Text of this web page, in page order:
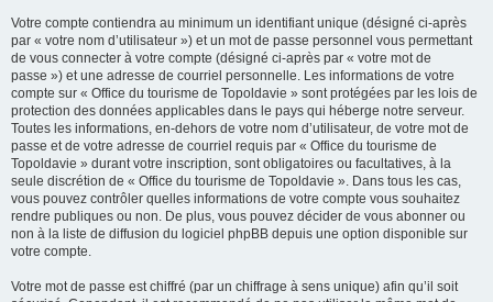
Votre compte contiendra au minimum un identifiant unique (désigné ci-après
par « votre nom d’utilisateur ») et un mot de passe personnel vous permettant
de vous connecter à votre compte (désigné ci-après par « votre mot de
passe ») et une adresse de courriel personnelle. Les informations de votre
compte sur « Office du tourisme de Topoldavie » sont protégées par les lois de
protection des données applicables dans le pays qui héberge notre serveur.
Toutes les informations, en-dehors de votre nom d’utilisateur, de votre mot de
passe et de votre adresse de courriel requis par « Office du tourisme de
Topoldavie » durant votre inscription, sont obligatoires ou facultatives, à la
seule discrétion de « Office du tourisme de Topoldavie ». Dans tous les cas,
vous pouvez contrôler quelles informations de votre compte vous souhaitez
rendre publiques ou non. De plus, vous pouvez décider de vous abonner ou
non à la liste de diffusion du logiciel phpBB depuis une option disponible sur
votre compte.
Votre mot de passe est chiffré (par un chiffrage à sens unique) afin qu’il soit